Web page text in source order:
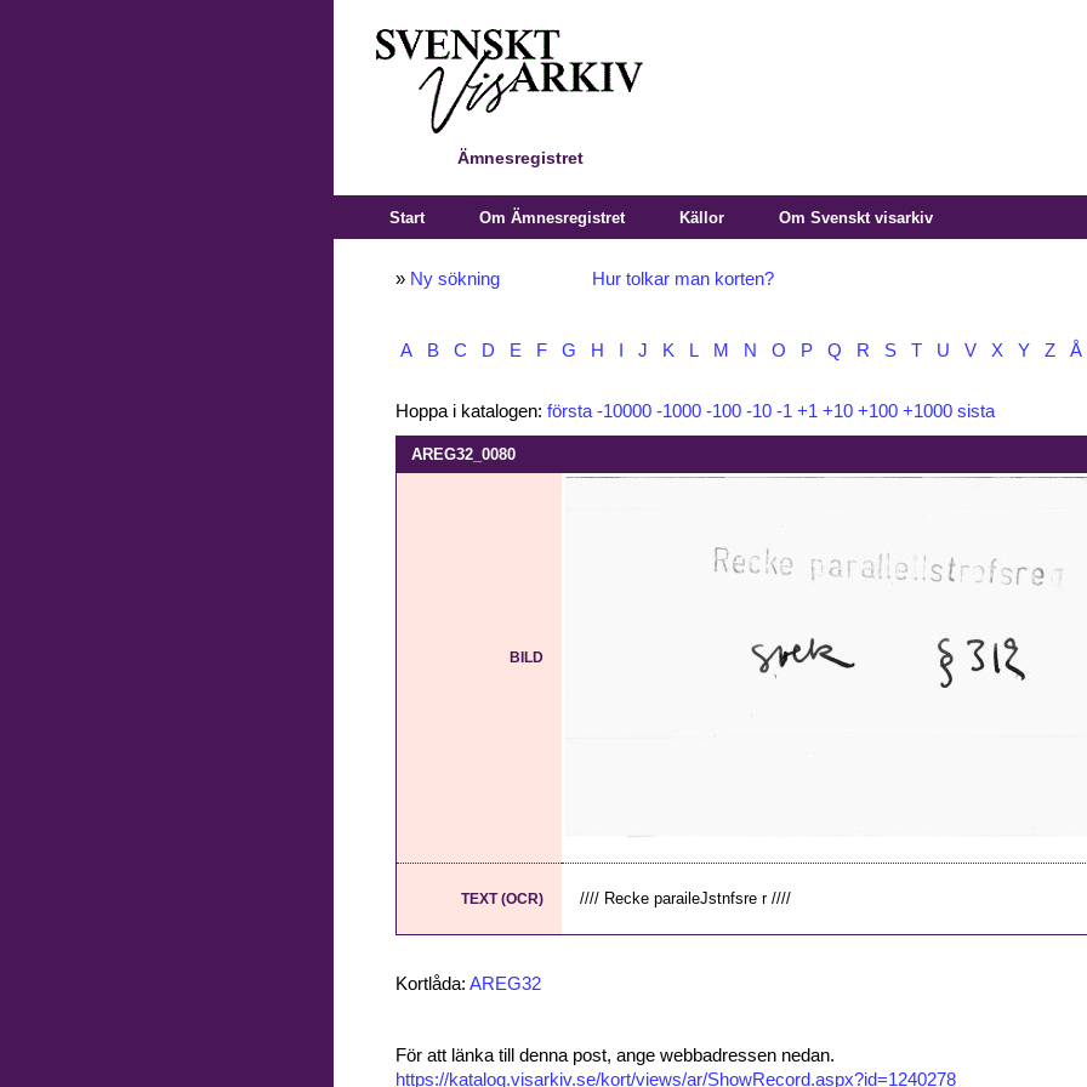
Ämnesregistret
Start Om Ämnesregistret Källor Om Svenskt visarkiv
» Ny sökning Hur tolkar man korten?
A B C D E F G H J K L M N O P Q R S T U V X Y Z Å
Hoppa i katalogen: första -10000 -1000 -100 -10 -1 +1 +10 +100 +1000 sista
AREG32_0080
BILD
TEXT (OCR) //// Recke paraileJstnfsre r ////
Kortlåda: AREG32
För att länka till denna post, ange webbadressen nedan.
https://katalog.visarkiv.se/kort/views/ar/ShowRecord.aspx?id=1240278